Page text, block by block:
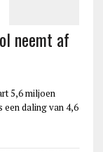
neemt af
5,6 miljoen
een daling van 4,6